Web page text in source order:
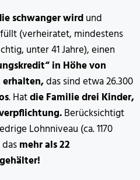
schwanger wirdund
(verheiratet, mindestens
unter 41 Jahre), einen
in Höhe von
erhalten,das sind etwa 26.300
. Hatdie Familie drei Kinder,
Berücksichtigt
Lohnniveau (ca. 1170
mehr als 22